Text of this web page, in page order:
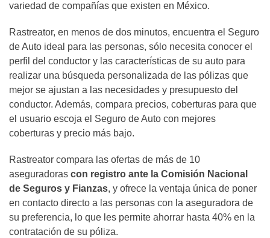
variedad de compañías que existen en México.
Rastreator, en menos de dos minutos, encuentra el Seguro
de Auto ideal para las personas, sólo necesita conocer el
perfil del conductor y las características de su auto para
realizar una búsqueda personalizada de las pólizas que
mejor se ajustan a las necesidades y presupuesto del
conductor. Además, compara precios, coberturas para que
el usuario escoja el Seguro de Auto con mejores
coberturas y precio más bajo.
Rastreator compara las ofertas de más de 10
aseguradoras con registro ante la Comisión Nacional
de Seguros y Fianzas, y ofrece la ventaja única de poner
en contacto directo a las personas con la aseguradora de
su preferencia, lo que les permite ahorrar hasta 40% en la
contratación de su póliza.